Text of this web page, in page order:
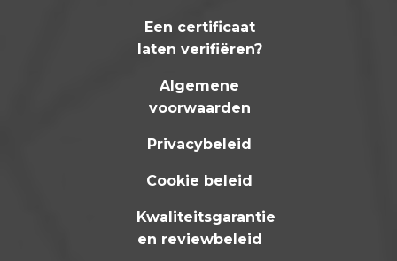
Een certificaat
laten verifiëren?
Algemene
voorwaarden
Privacybeleid
Cookie beleid
Kwaliteitsgarantie
en reviewbeleid